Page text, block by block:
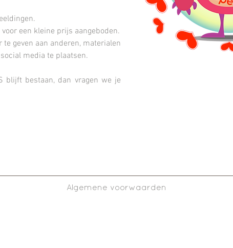
een kleine prijs aangeboden.
geven aan anderen, materialen
media te plaatsen.
blijft bestaan, dan vragen we je
Algemene voorwaarden